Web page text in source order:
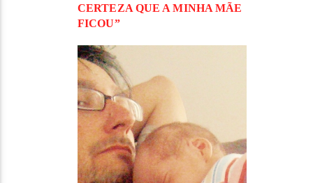
CERTEZA QUE A MINHA MÃE
FICOU”